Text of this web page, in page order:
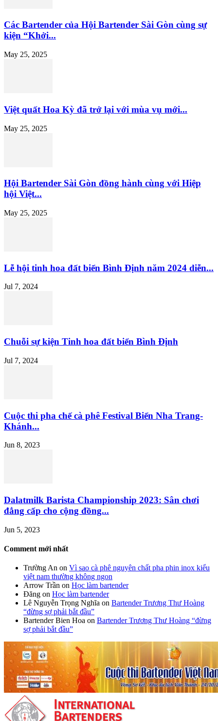
Các Bartender của Hội Bartender Sài Gòn cùng sự
kiện “Khởi...
May 25, 2025
Việt quất Hoa Kỳ đã trở lại với mùa vụ mới...
May 25, 2025
Hội Bartender Sài Gòn đồng hành cùng với Hiệp
hội Việt...
May 25, 2025
Lễ hội tinh hoa đất biển Bình Định năm 2024 diễn...
Jul 7, 2024
Chuỗi sự kiện Tinh hoa đất biển Bình Định
Jul 7, 2024
Cuộc thi pha chế cà phê Festival Biển Nha Trang-
Khánh...
Jun 8, 2023
Dalatmilk Barista Championship 2023: Sân chơi
đẳng cấp cho cộng đồng...
Jun 5, 2023
Comment mới nhất
Trường An on Vì sao cà phê nguyên chất pha phin inox kiểu
việt nam thường không ngon
Arrow Trần on Học làm bartender
Đăng on Học làm bartender
Lê Nguyễn Trọng Nghĩa on Bartender Trương Thư Hoàng
“đừng sợ phải bắt đầu”
Bartender Bien Hoa on Bartender Trương Thư Hoàng “đừng
sợ phải bắt đầu”